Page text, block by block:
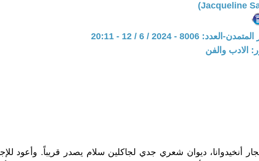
العدد: 8006 - 2024 / 6 / 12 - 20:11
الادب والفن
أنخيدوانا، ديوان شعري جدي لجاكلين سلام يصدر قريباً. وأعود